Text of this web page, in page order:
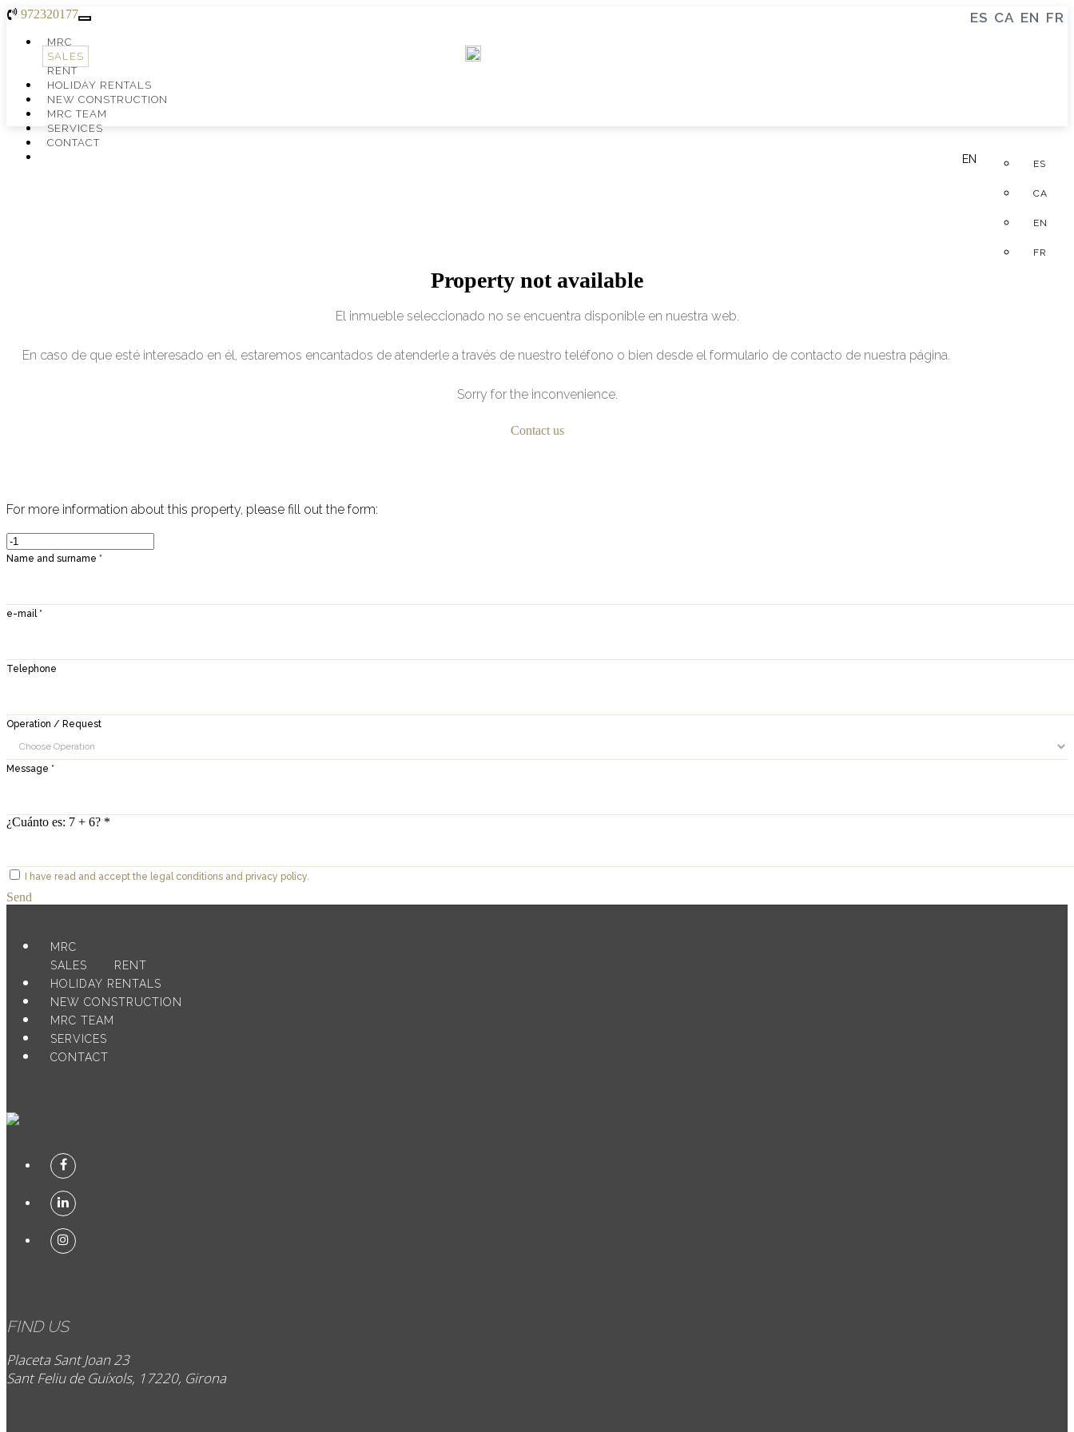
ES CA EN FR
972320177
Toggle
MRC
SALES
RENT
HOLIDAY RENTALS
NEW CONSTRUCTION
MRC TEAM
SERVICES
CONTACT
EN ES
CA
EN
FR
Property not available
El inmueble seleccionado no se encuentra disponible en nuestra web.
En caso de que esté interesado en él, estaremos encantados de atenderle a través de nuestro teléfono o bien desde el formulario de contacto de nuestra página.
Sorry for the inconvenience.
Contact us
For more information about this property, please fill out the form:
Name and surname *
e-mail *
Telephone
Operation / Request
Message *
¿Cuánto es: 7 + 6? *
I have read and accept the legal conditions and privacy policy.
Send
MRC
SALES
RENT
HOLIDAY RENTALS
NEW CONSTRUCTION
MRC TEAM
SERVICES
CONTACT
FIND US
Placeta Sant Joan 23
Sant Feliu de Guíxols, 17220, Girona